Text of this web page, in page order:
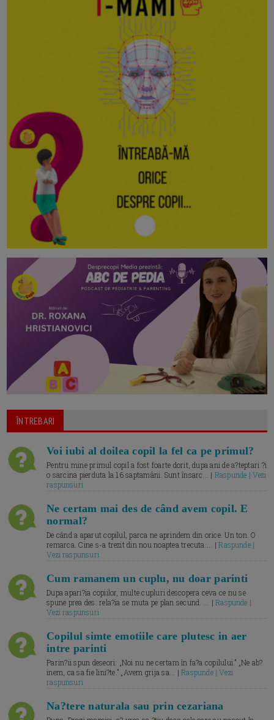
ÎNTREBARI
Voi iubi al doilea copil la fel ca pe primul?
Pentru mine primul copil a fost foarte dorit, dupa ani de a?teptari ?i
o sarcina pierduta la 16 saptamâni. Sunt însarc... | Raspunde | Vezi
raspunsuri
Ne certam mai des de când avem copil. E
normal?
De când a aparut copilul, parca ne aprindem din orice. Un ton. O
remarca. Cine s-a trezit din nou noaptea trecuta.... |Raspunde |
Vezi raspunsuri
Cum ramanem un cuplu, nu doar parinti
Dupa apari?ia copiilor, multe cupluri descopera ceva ce nu se
spune prea des: rela?ia se muta pe plan secund. ... |Raspunde |
Vezi raspunsuri
Copilul simte emotiile care plutesc in aer
intre parinti
Parin?ii spun deseori: „Noi nu ne certam în fa?a copilului.” „Ne ab?
inem, ca sa fie lini?te.” „Avem grija sa... |Raspunde | Vezi
raspunsuri
Na?tere naturala sau prin cezariana